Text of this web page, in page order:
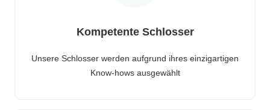
Kompetente Schlosser
Unsere Schlosser werden aufgrund ihres einzigartigen
Know-hows ausgewählt